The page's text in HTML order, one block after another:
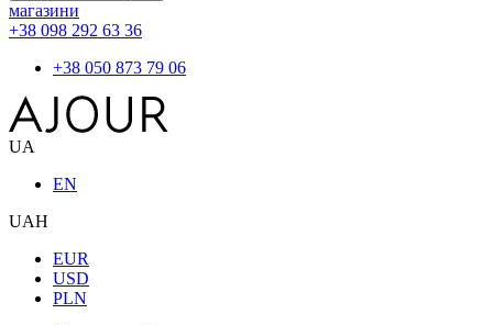
магазини
+38 098 292 63 36
+38 050 873 79 06
UA
EN
UAH
EUR
USD
PLN